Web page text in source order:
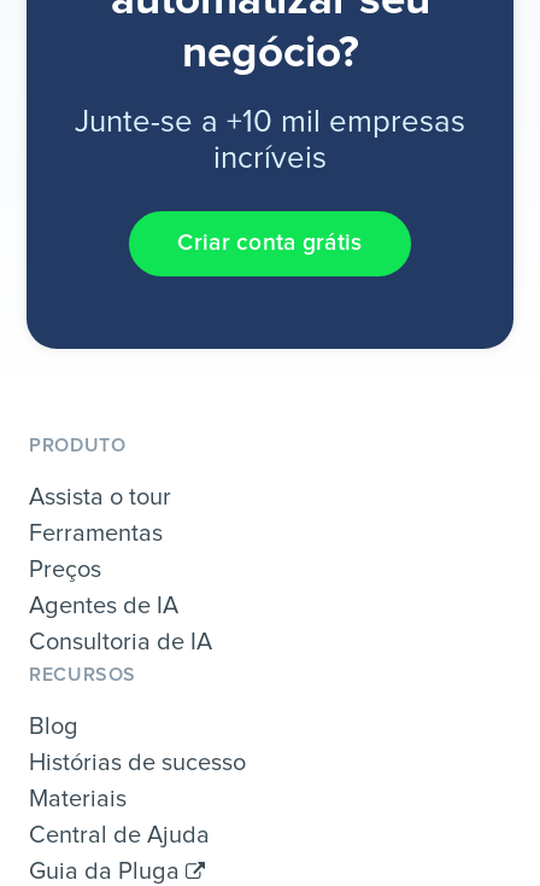
negócio?
Junte-se a +10 mil empresas
incríveis
Criar conta grátis
PRODUTO
Assista o tour
Ferramentas
Preços
Agentes de IA
Consultoria de IA
RECURSOS
Blog
Histórias de sucesso
Materiais
Central de Ajuda
Guia da Pluga